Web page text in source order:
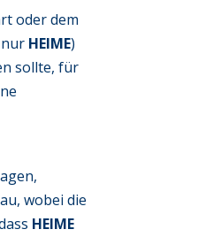
oder dem
HEIME)
sollte, für
wobei die
HEIME